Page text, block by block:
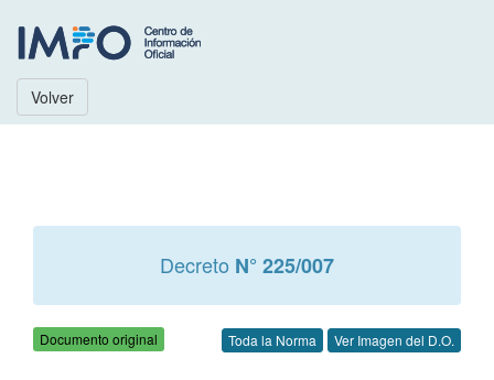
Volver
Decreto N° 225/007
Documento original Toda la Norma Ver Imagen del D.O.